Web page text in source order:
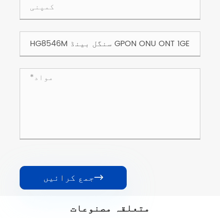
جمع کرائیں
متعلقہ مصنوعات